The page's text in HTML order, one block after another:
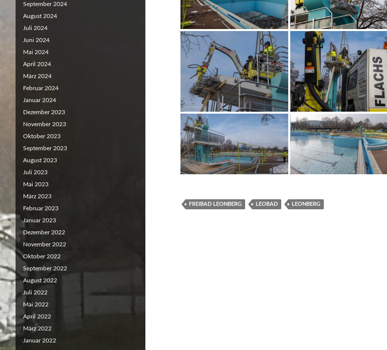
FREIBAD LEONBERG LEOBAD LEONBERG
September 2024
August 2024
Juli 2024
Juni 2024
Mai 2024
April 2024
März 2024
Februar 2024
Januar 2024
Dezember 2023
November 2023
Oktober 2023
September 2023
August 2023
Juli 2023
Mai 2023
März 2023
Februar 2023
Januar 2023
Dezember 2022
November 2022
Oktober 2022
September 2022
August 2022
Juli 2022
Mai 2022
April 2022
März 2022
Januar 2022